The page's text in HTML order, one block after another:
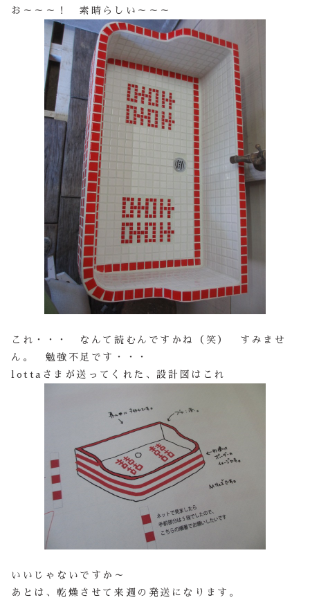
お～～～！ 素晴らしい～～～
これ・・・ なんて読むんですかね（笑） すみませ
ん。 勉強不足です・・・
lottaさまが送ってくれた、設計図はこれ
いいじゃないですか～
あとは、乾燥させて来週の発送になります。